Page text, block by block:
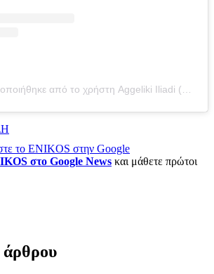
Η δημοσίευση κοινοποιήθηκε από το χρήστη Aggeliki Iliadi (@aggeliki.iliadi)
το ENIKOS στην Google
στο Google News και μάθετε πρώτοι
άρθρου